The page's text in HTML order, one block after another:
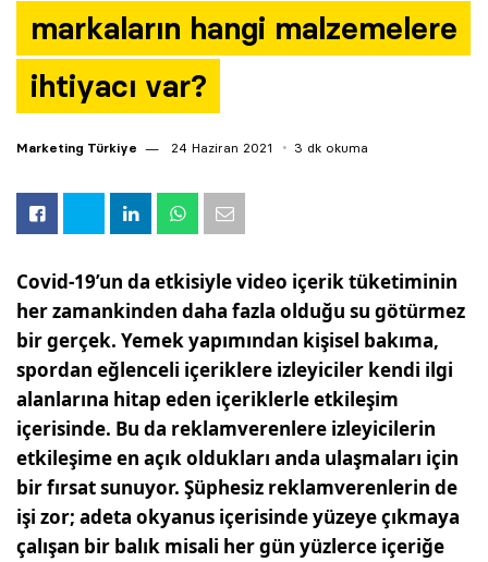
markaların hangi malzemelere
ihtiyacı var?
Marketing Türkiye 24 Haziran 2021 3 dk okuma
Covid-19’un da etkisiyle video içerik tüketiminin
her zamankinden daha fazla olduğu su götürmez
bir gerçek. Yemek yapımından kişisel bakıma,
spordan eğlenceli içeriklere izleyiciler kendi ilgi
alanlarına hitap eden içeriklerle etkileşim
içerisinde. Bu da reklamverenlere izleyicilerin
etkileşime en açık oldukları anda ulaşmaları için
bir fırsat sunuyor. Şüphesiz reklamverenlerin de
işi zor; adeta okyanus içerisinde yüzeye çıkmaya
çalışan bir balık misali her gün yüzlerce içeriğe